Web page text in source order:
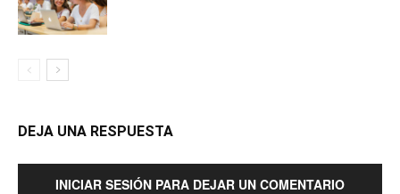
DEJA UNA RESPUESTA
INICIAR SESIÓN PARA DEJAR UN COMENTARIO